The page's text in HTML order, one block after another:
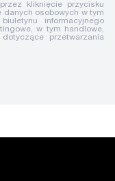
kliknięcie przycisku
osobowych w tym
informacyjnego
w tym handlowe,
przetwarzania